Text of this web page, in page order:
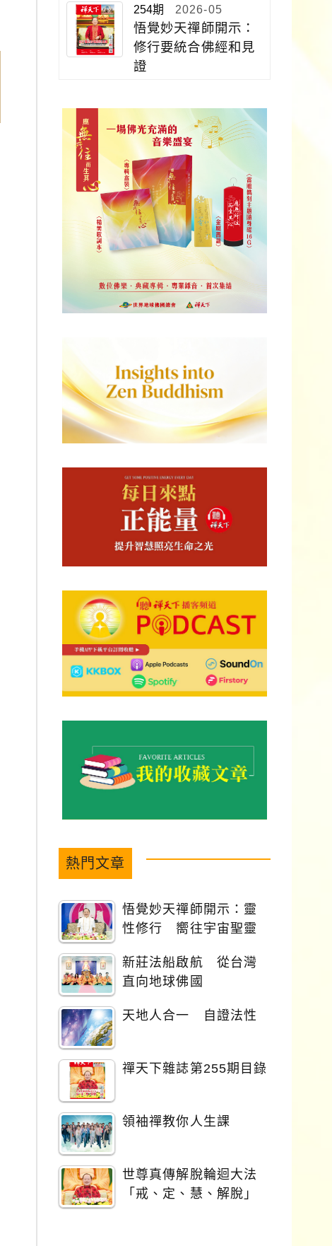
254期 2026-05
悟覺妙天禪師開示：
修行要統合佛經和見
證
熱門文章
悟覺妙天禪師開示：靈
性修行 嚮往宇宙聖靈
新莊法船啟航 從台灣
直向地球佛國
天地人合一 自證法性
禪天下雜誌第255期目錄
領袖禪教你人生課
世尊真傳解脫輪迴大法
「戒、定、慧、解脫」